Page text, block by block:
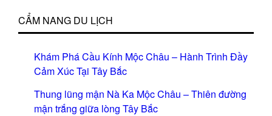
CẨM NANG DU LỊCH
Khám Phá Cầu Kính Mộc Châu – Hành Trình Đầy
Cảm Xúc Tại Tây Bắc
Thung lũng mận Nà Ka Mộc Châu – Thiên đường
mận trắng giữa lòng Tây Bắc